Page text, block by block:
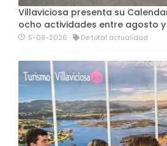
Villaviciosa presenta su
ocho actividades entre agosto
5-08-2026 De total actualidad